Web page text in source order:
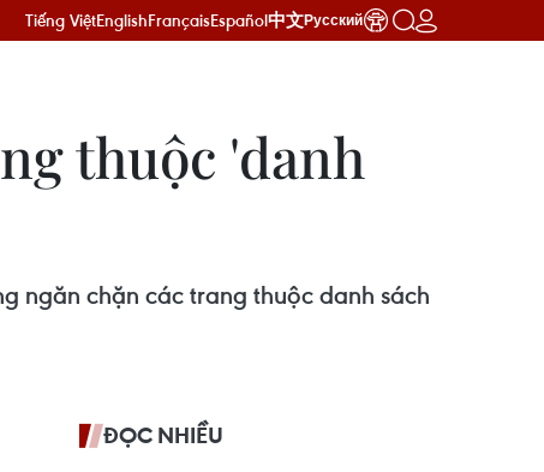
Tiếng ViệtEnglishFrançaisEspañol中文Русский
thuộc 'danh
ngăn chặn các trang thuộc danh sách
ĐỌC NHIỀU